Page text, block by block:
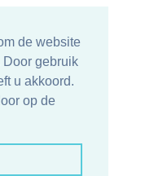
de website
Door gebruik
u akkoord.
op de